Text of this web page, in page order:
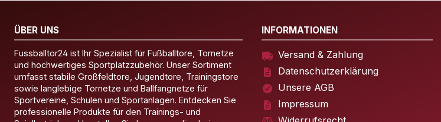
ÜBER UNS
Fussballtor24 ist Ihr Spezialist für Fußballtore, Tornetze
und hochwertiges Sportplatzzubehör. Unser Sortiment
umfasst stabile Großfeldtore, Jugendtore, Trainingstore
sowie langlebige Tornetze und Ballfangnetze für
Sportvereine, Schulen und Sportanlagen. Entdecken Sie
professionelle Produkte für den Trainings- und
INFORMATIONEN
Versand & Zahlung
Datenschutzerklärung
Unsere AGB
Impressum